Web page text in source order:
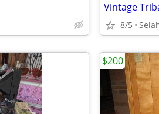
Vintage
8/5
$200